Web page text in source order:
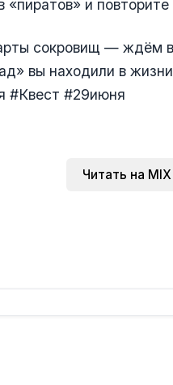
«пиратов» и повторите
сокровищ — ждём
вы находили в
#Квест #29июня
Читать на MIX